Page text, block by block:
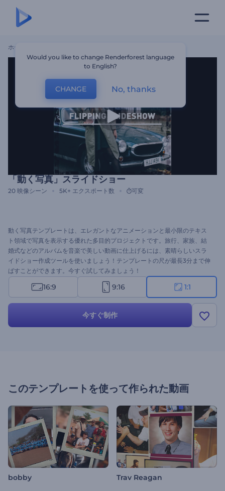
ホーム
「動く写真」スライドショー
20 映像シーン 5K+ エクスポート数 可変
動く写真テンプレートは、エレガントなアニメーションと最小限のテキス
ト領域で写真を表示する優れた多目的プロジェクトです。旅行、家族、結
婚式などのアルバムを音楽で美しい動画に仕上げるには、素晴らしいスラ
イドショー作成ツールを使いましょう！テンプレートの尺が最長3分まで伸
ばすことができます。今すぐ試してみましょう！
16:9 9:16 1:1
今すぐ制作
このテンプレートを使って作られた動画
bobby Trav Reagan
Would you like to change Renderforest language
to English?
CHANGE No, thanks